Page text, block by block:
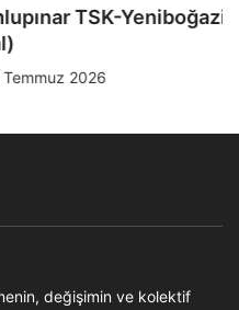
DSK (U13 Yarı
değişimin ve kolektif